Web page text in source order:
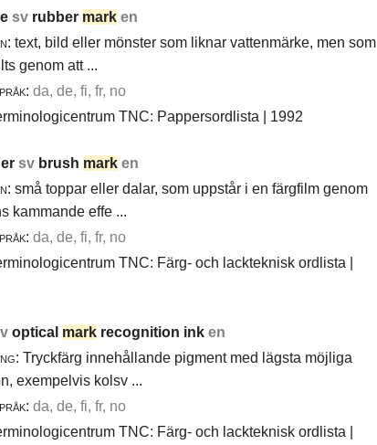
sv rubber mark en
text, bild eller mönster som liknar vattenmärke, men som
genom att ...
da, de, fi, fr, no
TNC: Pappersordlista | 1992
sv brush mark en
små toppar eller dalar, som uppstår i en färgfilm genom
kammande effe ...
da, de, fi, fr, no
TNC: Färg- och lackteknisk ordlista |
optical markrecognition ink en
Tryckfärg innehållande pigment med lägsta möjliga
exempelvis kolsv ...
da, de, fi, fr, no
TNC: Färg- och lackteknisk ordlista |